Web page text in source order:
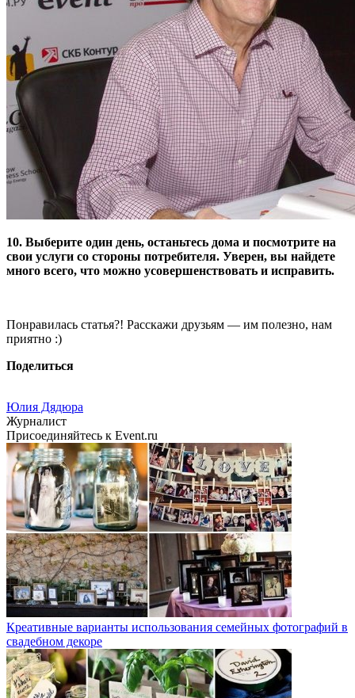
10. Выберите один день, останьтесь дома и посмотрите на
свои услуги со стороны потребителя. Уверен, вы найдете
много всего, что можно усовершенствовать и исправить.
Понравилась статья?! Расскажи друзьям — им полезно, нам
приятно :)
Поделиться
Юлия Дядюра
Журналист
Присоединяйтесь к Event.ru
Креативные варианты использования семейных фотографий в
свадебном декоре